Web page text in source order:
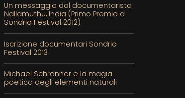
Un messaggio dal documentarista
Nallamuthu, India (Primo Premio a
Sondrio Festival 2012)
Iscrizione documentari Sondrio
Festival 2013
Michael Schranner e la magia
poetica degli elementi naturali